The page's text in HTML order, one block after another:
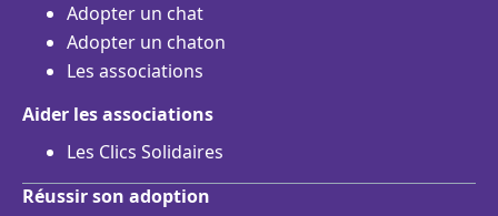
Adopter un chat
Adopter un chaton
Les associations
Aider les associations
Les Clics Solidaires
Réussir son adoption